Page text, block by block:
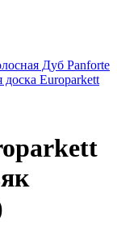
Дуб Panforte
доска Europarkett